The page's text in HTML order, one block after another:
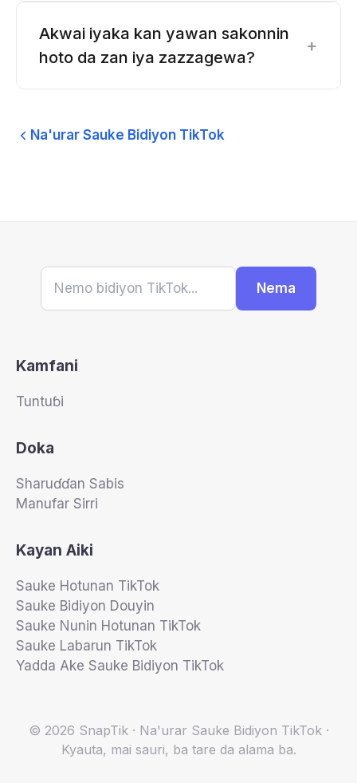
Akwai iyaka kan yawan sakonnin
hoto da zan iya zazzagewa?
+
Na'urar Sauke Bidiyon TikTok
Nema
Kamfani
Tuntuɓi
Doka
Sharuɗɗan Sabis
Manufar Sirri
Kayan Aiki
Sauke Hotunan TikTok
Sauke Bidiyon Douyin
Sauke Nunin Hotunan TikTok
Sauke Labarun TikTok
Yadda Ake Sauke Bidiyon TikTok
© 2026 SnapTik · Na'urar Sauke Bidiyon TikTok ·
Kyauta, mai sauri, ba tare da alama ba.